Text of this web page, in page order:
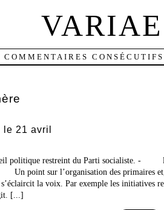
VARIAE
COMMENTAIRES
21 avril
politique restreint du Parti socialiste. -
point sur l’organisation des primaires et,
la voix. Par exemple les initiatives
[...]